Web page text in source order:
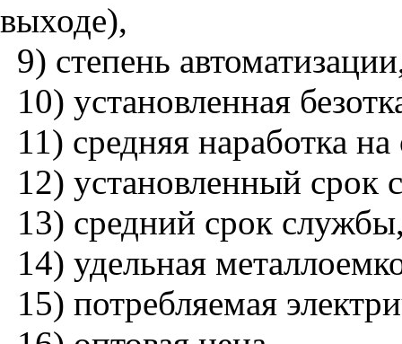
выходе),
9) степень
10) установленная
11) средняя наработка на
12) установленный срок
13) средний срок
14) удельная
15) потребляемая